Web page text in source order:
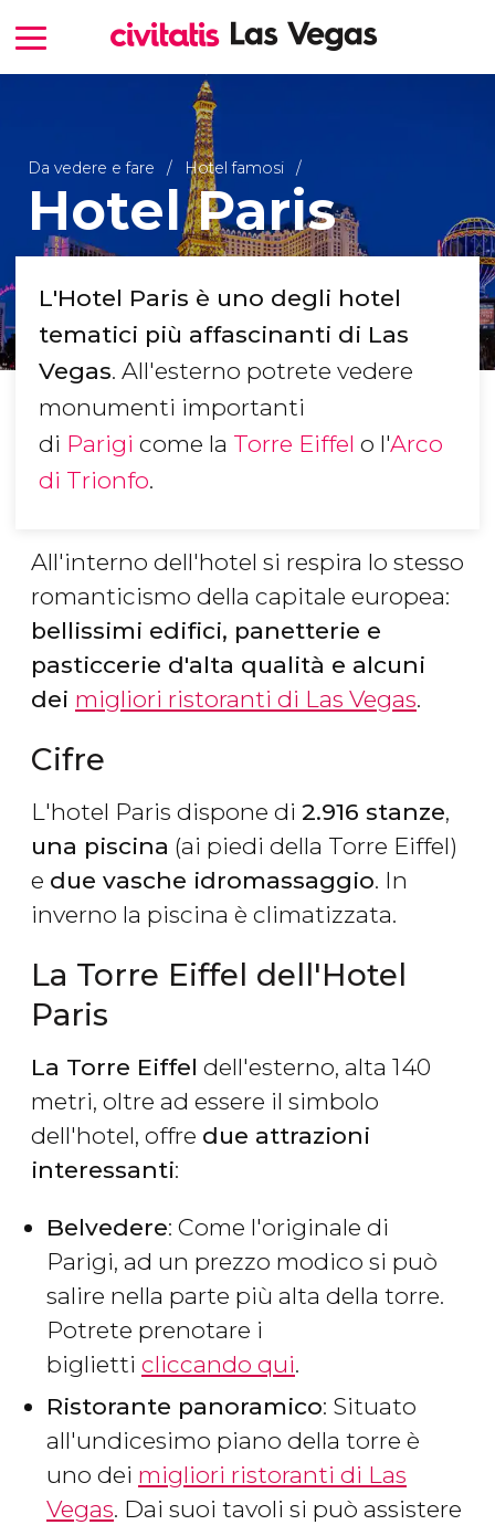
Da vedere e fare Hotel famosi
Hotel Paris
L'Hotel Paris è uno degli hotel
tematici più affascinanti di Las
Vegas. All'esterno potrete vedere
monumenti importanti
di Parigi come la Torre Eiffel o l'Arco
di Trionfo.
All'interno dell'hotel si respira lo stesso
romanticismo della capitale europea:
bellissimi edifici, panetterie e
pasticcerie d'alta qualità e alcuni
dei migliori ristoranti di Las Vegas.
Cifre
L'hotel Paris dispone di 2.916 stanze,
una piscina (ai piedi della Torre Eiffel)
e due vasche idromassaggio. In
inverno la piscina è climatizzata.
La Torre Eiffel dell'Hotel
Paris
La Torre Eiffel dell'esterno, alta 140
metri, oltre ad essere il simbolo
dell'hotel, offre due attrazioni
interessanti:
Belvedere: Come l'originale di
Parigi, ad un prezzo modico si può
salire nella parte più alta della torre.
Potrete prenotare i
biglietti cliccando qui.
Ristorante panoramico: Situato
all'undicesimo piano della torre è
uno dei migliori ristoranti di Las
Vegas. Dai suoi tavoli si può assistere